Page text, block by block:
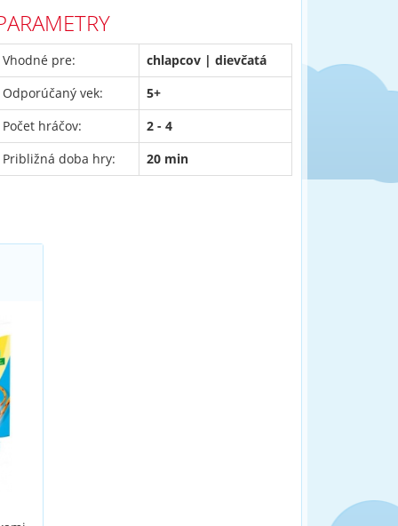
Vhodné pre:
chlapcov | dievčatá
Odporúčaný vek:
5+
Počet hráčov:
2 - 4
Približná doba hry:
20 min